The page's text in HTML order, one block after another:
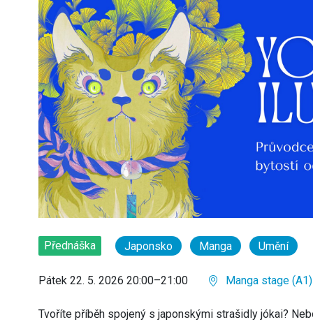
Přednáška Japonsko Manga Umění
Pátek 22. 5. 2026 20:00–21:00 Manga stage (A1)
Tvoříte příběh spojený s japonskými strašidly jókai?